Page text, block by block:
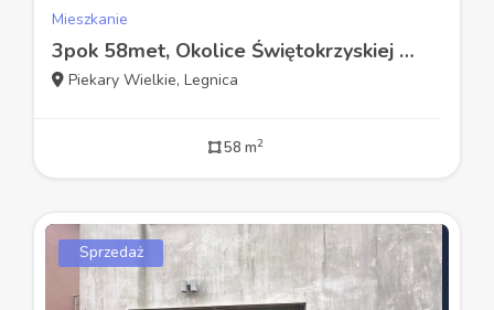
Mieszkanie
3pok 58met, Okolice Świętokrzyskiej BALKON/PIWNICA (Legnica)
Piekary Wielkie, Legnica
58 m2
Sprzedaż